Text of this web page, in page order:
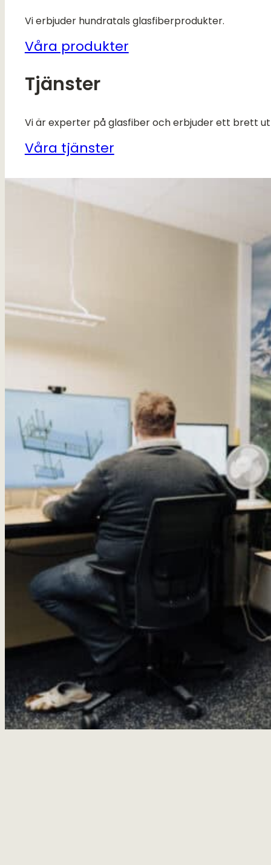
Vi erbjuder hundratals glasfiberprodukter.
Våra produkter
Tjänster
Vi är experter på glasfiber och erbjuder ett brett
Våra tjänster